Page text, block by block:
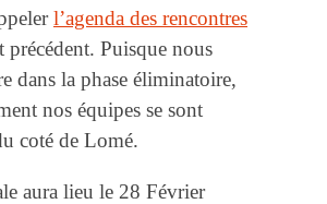
l’agenda des rencontres
précédent. Puisque nous
dans la phase éliminatoire,
nos équipes se sont
coté de Lomé.
aura lieu le 28 Février